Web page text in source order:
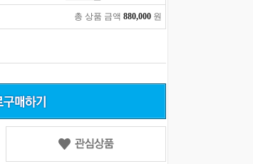
총 상품 금액 880,000 원